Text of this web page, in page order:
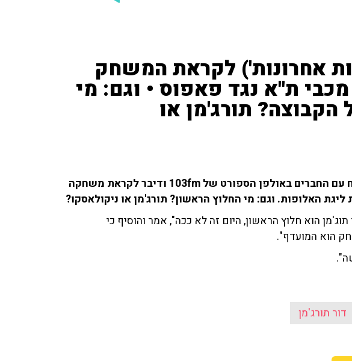
אחרונות') לקראת המשחק
של מכבי ת''א נגד פאפוס • וגם: מי
תורג'מן או
נדב צנציפר ('ידיעות אחרונות') שוחח עם החברים באולפן הספורט של 103fm ודיבר לקראת משחקה
הוא חלוץ הראשון, היום זה לא ככה", אמר והוסיף כי
הוא המועדף".
דור תורג'מן